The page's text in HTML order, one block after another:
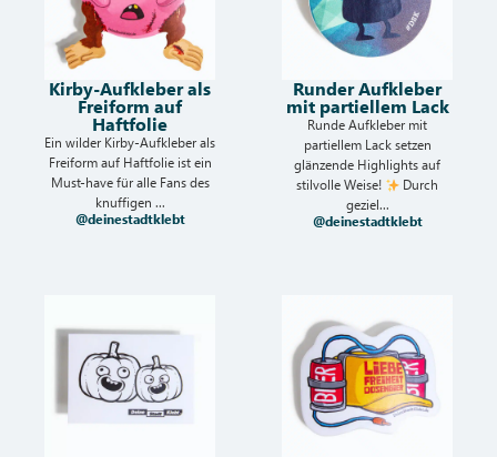
Kirby-Aufkleber als
Freiform auf
Haftfolie
Ein wilder Kirby-Aufkleber als
Freiform auf Haftfolie ist ein
Must-have für alle Fans des
knuffigen ...
@deinestadtklebt
Runder Aufkleber
mit partiellem Lack
Runde Aufkleber mit
partiellem Lack setzen
glänzende Highlights auf
stilvolle Weise!
Durch
geziel...
@deinestadtklebt